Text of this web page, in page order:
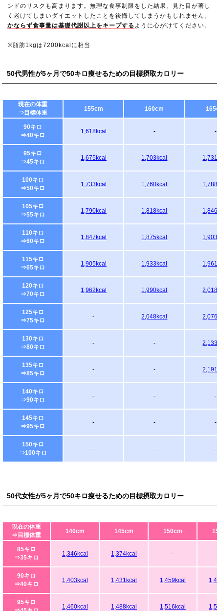
ンドのリスクも高まります。無理な食事制限をした結果、見た目が著し
く老けてしまいダイエットしたことを後悔してしまうかもしれません。
かならず食事量は基礎代謝以上をキープする ように心がけてください。
※脂肪1kgは7200kcalに相当
50代男性が5ヶ月で50キロ痩せるための目標摂取カロリー
現在の体重
⇒目標体重
155cm 160cm
90キロ
⇒40キロ
1,618kcal - -
95キロ
⇒45キロ
1,675kcal 1,703kcal
100キロ
⇒50キロ
1,733kcal 1,760kcal
105キロ
⇒55キロ
1,790kcal 1,818kcal
110キロ
⇒60キロ
1,847kcal 1,875kcal
115キロ
⇒65キロ
1,905kcal 1,933kcal
120キロ
⇒70キロ
1,962kcal 1,990kcal
125キロ
⇒75キロ
- 2,048kcal
130キロ
⇒80キロ
- -
135キロ
⇒85キロ
- -
140キロ
⇒90キロ
- - -
145キロ
⇒95キロ
- - -
150キロ
⇒100キロ
- - -
50代女性が5ヶ月で50キロ痩せるための目標摂取カロリー
現在の体重
⇒目標体重
140cm 145cm 150cm
85キロ
⇒35キロ
1,346kcal 1,374kcal -
90キロ
⇒40キロ
1,403kcal 1,431kcal 1,459kcal
95キロ
1,460kcal 1,488kcal 1,516kcal